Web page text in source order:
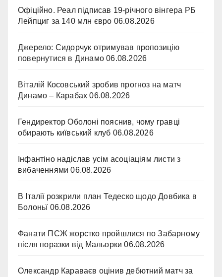
Офіційно. Реал підписав 19-річного вінгера РБ
Лейпциг за 140 млн євро 06.08.2026
Джерело: Сидорчук отримував пропозицію
повернутися в Динамо 06.08.2026
Віталій Косовський зробив прогноз на матч
Динамо – Карабах 06.08.2026
Гендиректор Оболоні пояснив, чому гравці
обирають київський клуб 06.08.2026
Інфантіно надіслав усім асоціаціям листи з
вибаченнями 06.08.2026
В Італії розкрили план Тедеско щодо Довбика в
Болоньї 06.08.2026
Фанати ПСЖ жорстко пройшлися по Забарному
після поразки від Мальорки 06.08.2026
Олександр Караваєв оцінив дебютний матч за